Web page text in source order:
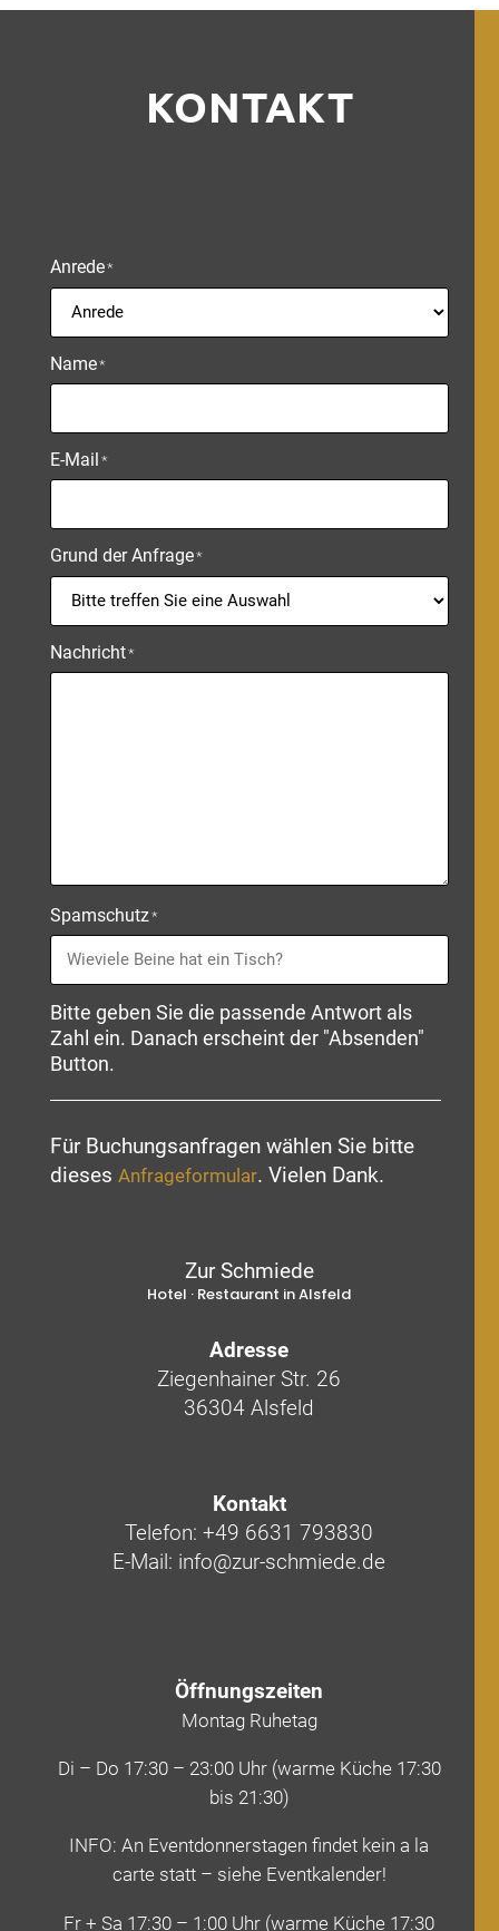
KONTAKT
Anrede*
Name*
E-Mail *
Grund der Anfrage*
Nachricht*
Spamschutz*
Bitte geben Sie die passende Antwort als
Zahl ein. Danach erscheint der "Absenden"
Button.
Für Buchungsanfragen wählen Sie bitte
dieses Anfrageformular. Vielen Dank.
Zur Schmiede
Hotel · Restaurant in Alsfeld
Adresse
Ziegenhainer Str. 26
36304 Alsfeld
Kontakt
Telefon: +49 6631 793830
E-Mail: info@zur-schmiede.de
Öffnungszeiten
Montag Ruhetag
Di – Do 17:30 – 23:00 Uhr (warme Küche 17:30
bis 21:30)
INFO: An Eventdonnerstagen findet kein a la
carte statt – siehe Eventkalender!
Fr + Sa 17:30 – 1:00 Uhr (warme Küche 17:30